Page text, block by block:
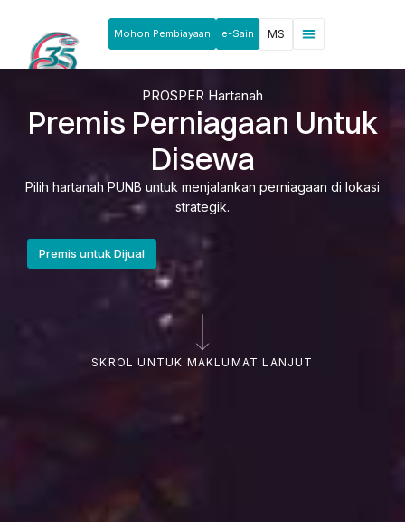
Mohon Pembiayaan e-Sain MS
PROSPER Hartanah
Premis Perniagaan Untuk
Disewa
Pilih hartanah PUNB untuk menjalankan perniagaan di lokasi
strategik.
Premis untuk Dijual
SKROL UNTUK MAKLUMAT LANJUT